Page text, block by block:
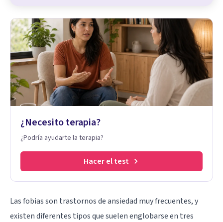
¿Necesito terapia?
¿Podría ayudarte la terapia?
Hacer el test
Las fobias son trastornos de ansiedad muy frecuentes, y
existen diferentes tipos que suelen englobarse en tres